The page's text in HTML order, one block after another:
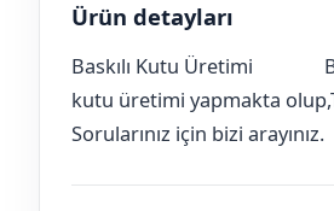
Ürün detayları
Baskılı Kutu Üretimi
kutu üretimi yapmakta
Sorularınız için bizi arayınız.